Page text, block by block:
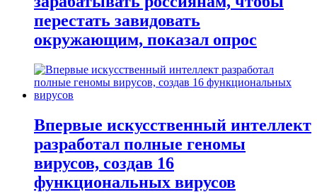
перестать завидовать
окружающим, показал опрос
Впервые искусственный интеллект
разработал полные геномы
вирусов, создав 16
функциональных вирусов